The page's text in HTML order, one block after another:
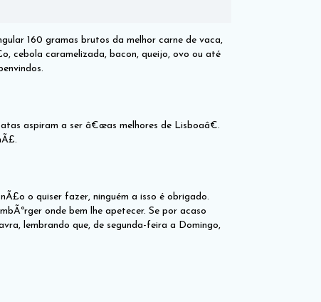
160 gramas brutos da melhor carne de vaca,
cebola caramelizada, bacon, queijo, ovo ou até
aspiram a ser â€œas melhores de Lisboaâ€.
o quiser fazer, ninguém a isso é obrigado.
onde bem lhe apetecer. Se por acaso
lembrando que, de segunda-feira a Domingo,